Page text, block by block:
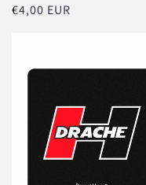
Prix
€4,00 EUR